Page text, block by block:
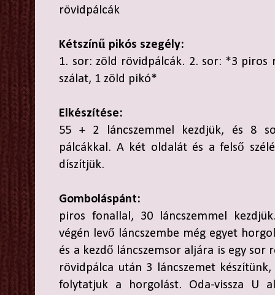
rövidpálcák
Kétszínű pikós szegély:
1. sor: zöld rövidpálcák. 2. sor: *3 piros
szálat, 1 zöld pikó*
Elkészítése:
55 + 2 láncszemmel kezdjük, és 8
pálcákkal. A két oldalát és a felső
díszítjük.
Gomboláspánt:
piros fonallal, 30 láncszemmel
végén levő láncszembe még egyet
és a kezdő láncszemsor aljára is egy
rövidpálca után 3 láncszemet
folytatjuk a horgolást. Oda-vissza U